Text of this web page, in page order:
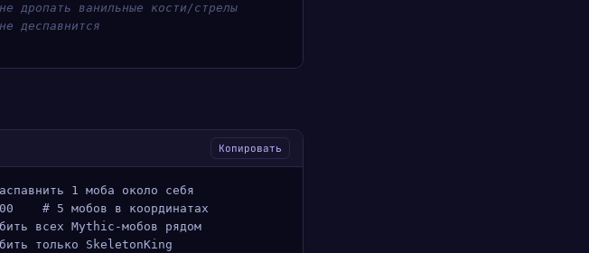
дропать ванильные кости/стрелы
деспавнится
Копировать
1 моба около себя
# 5 мобов в координатах
Mythic-мобов рядом
только SkeletonKing